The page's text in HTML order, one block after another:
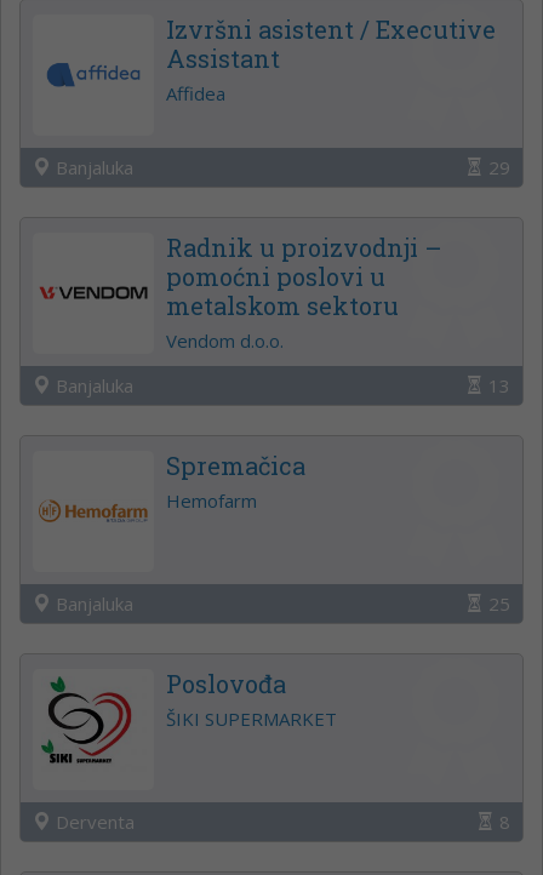
Izvršni asistent / Executive
Assistant
Affidea
Banjaluka 29
Radnik u proizvodnji –
pomoćni poslovi u
metalskom sektoru
Vendom d.o.o.
Banjaluka
13
Spremačica
Hemofarm
Banjaluka 25
Poslovođa
ŠIKI SUPERMARKET
Derventa 8